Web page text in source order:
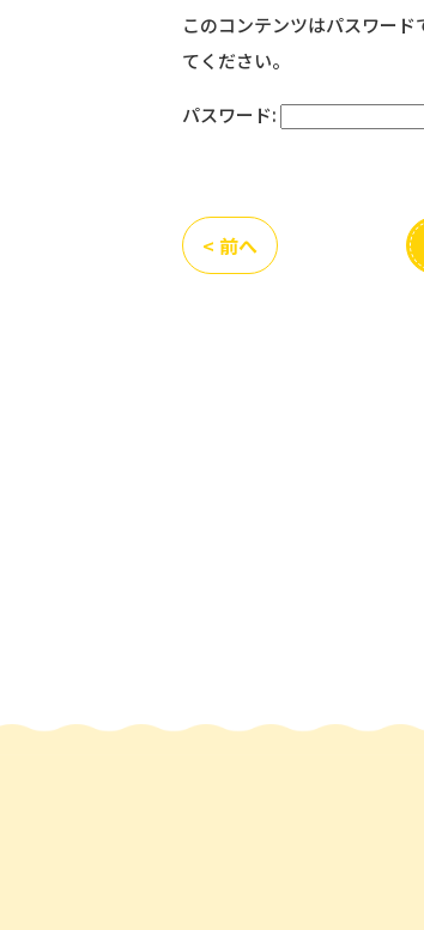
このコンテンツはパスワー
てください。
パスワード:
< 前へ